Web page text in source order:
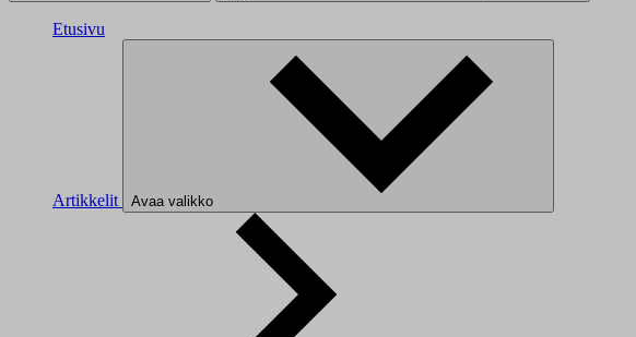
Etusivu
Artikkelit Avaa valikko